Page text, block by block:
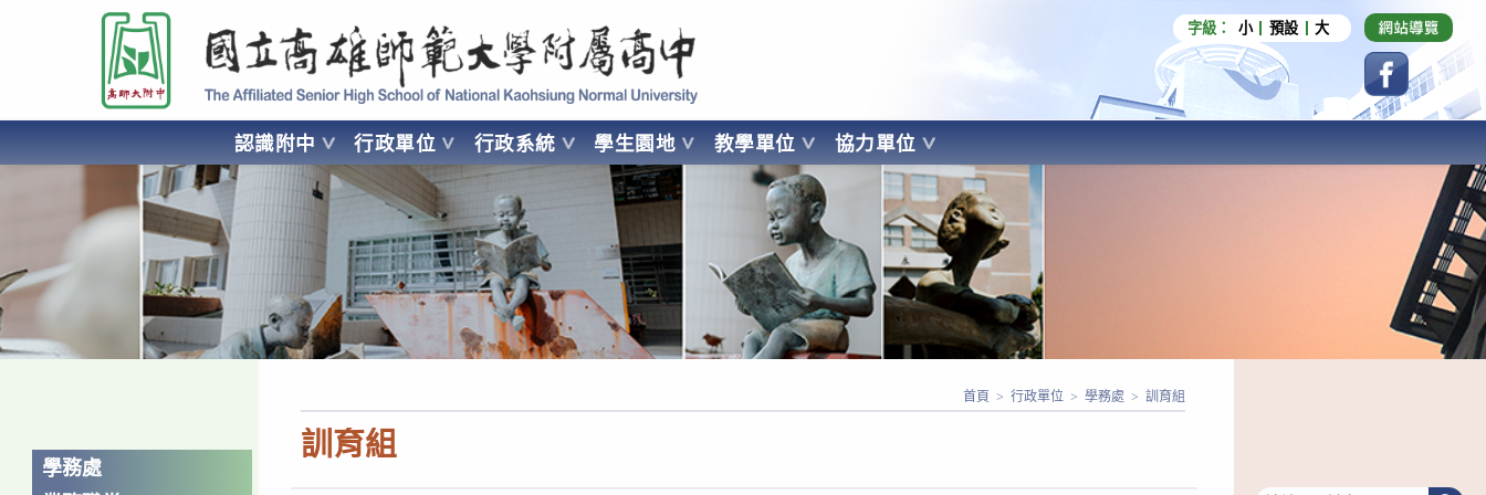
要
容
國立高雄師範大學附屬高級中學 Affiliated Senior High School of National Kaohsiung Normal University
字級： 小 預設 大
認識附中 行政單位 行政系統 學生園地 教學單位 協力單位
AFFILIATED SENIOR HIGH SCHOOL OF NATIONAL KAOHSIUNG NORMAL UNIVERSITY
訓育組
首頁 > 行政單位 > 學務處 > 訓育組
學務處